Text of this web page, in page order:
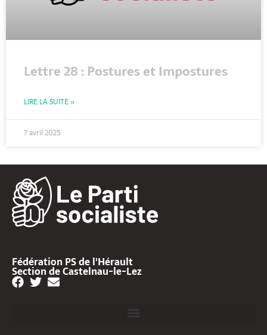
Lettre 28 : Postures et Impostures
LIRE LA SUITE »
7 avril 2025
Fédération PS de l'Hérault
Section de Castelnau-le-Lez